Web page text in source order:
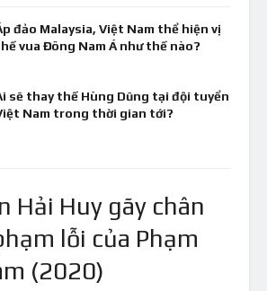
đảo Malaysia, Việt Nam thể hiện vị
vua Đông Nam Á như thế nào?
sẽ thay thế Hùng Dũng tại đội tuyển
Nam trong thời gian tới?
Hải Huy gãy chân
lỗi của Phạm
(2020)